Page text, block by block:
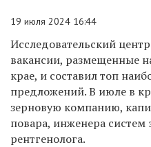
19 июля 2024 16:44
Исследовательский
вакансии, размещенные
крае, и составил топ
предложений. В июле в
зерновую компанию,
повара, инженера систем
рентгенолога.